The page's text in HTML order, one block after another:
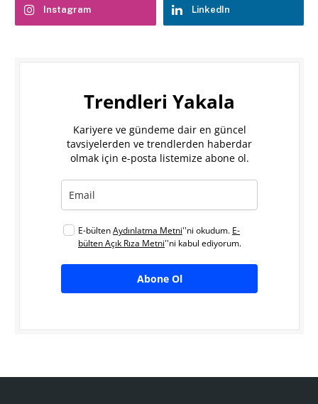
Instagram LinkedIn
Trendleri Yakala
Kariyere ve gündeme dair en güncel
tavsiyelerden ve trendlerden haberdar
olmak için e-posta listemize abone ol.
E-bültenAydınlatma Metni''ni okudum. E-
bülten Açık Rıza Metni''ni kabul ediyorum.
Abone Ol